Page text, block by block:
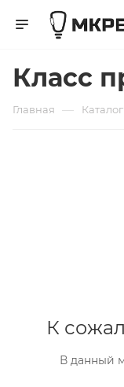
Класс
Главная — Каталог
К
В данный